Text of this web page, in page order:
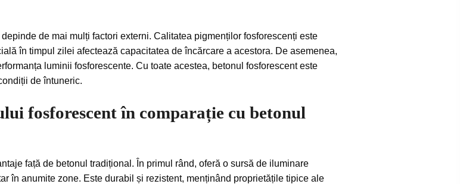
de mai mulți factori externi. Calitatea pigmenților fosforescenți este
în timpul zilei afectează capacitatea de încărcare a acestora. De asemenea,
luminii fosforescente. Cu toate acestea, betonul fosforescent este
de întuneric.
fosforescent în comparație cu betonul
față de betonul tradițional. În primul rând, oferă o sursă de iluminare
în anumite zone. Este durabil și rezistent, menținând proprietățile tipice ale